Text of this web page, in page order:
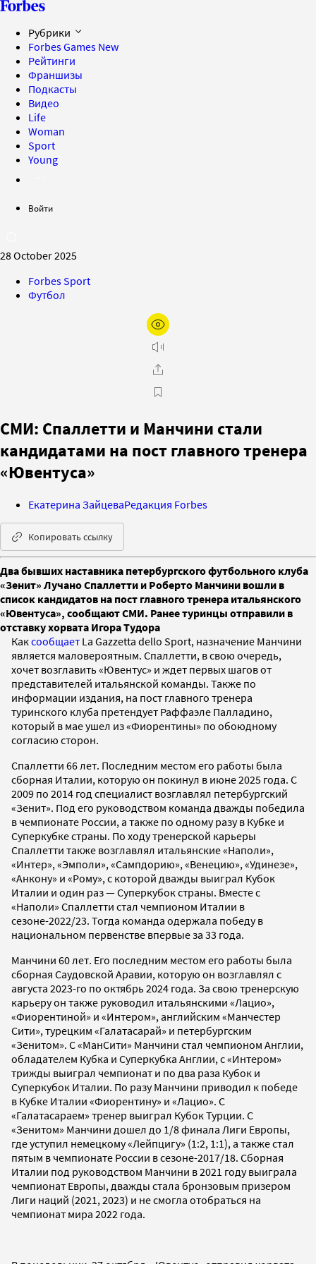
Рубрики
Forbes Games New
Рейтинги
Франшизы
Подкасты
Видео
Life
Woman
Sport
Young
Войти
28 October 2025
Forbes Sport
Футбол
СМИ: Спаллетти и Манчини стали
кандидатами на пост главного тренера
«Ювентуса»
Екатерина ЗайцеваРедакция Forbes
Копировать ссылку
Два бывших наставника петербургского футбольного клуба
«Зенит» Лучано Спаллетти и Роберто Манчини вошли в
список кандидатов на пост главного тренера итальянского
«Ювентуса», сообщают СМИ. Ранее туринцы отправили в
отставку хорвата Игора Тудора
Каксообщает La Gazzetta dello Sport, назначение Манчини
является маловероятным. Спаллетти, в свою очередь,
хочет возглавить «Ювентус» и ждет первых шагов от
представителей итальянской команды. Также по
информации издания, на пост главного тренера
туринского клуба претендует Раффаэле Палладино,
который в мае ушел из «Фиорентины» по обоюдному
согласию сторон.
Спаллетти 66 лет. Последним местом его работы была
сборная Италии, которую он покинул в июне 2025 года. С
2009 по 2014 год специалист возглавлял петербургский
«Зенит». Под его руководством команда дважды победила
в чемпионате России, а также по одному разу в Кубке и
Суперкубке страны. По ходу тренерской карьеры
Спаллетти также возглавлял итальянские «Наполи»,
«Интер», «Эмполи», «Сампдорию», «Венецию», «Удинезе»,
«Анкону» и «Рому», с которой дважды выиграл Кубок
Италии и один раз — Суперкубок страны. Вместе с
«Наполи» Спаллетти стал чемпионом Италии в
сезоне-2022/23. Тогда команда одержала победу в
национальном первенстве впервые за 33 года.
Манчини 60 лет. Его последним местом его работы была
сборная Саудовской Аравии, которую он возглавлял с
августа 2023-го по октябрь 2024 года. За свою тренерскую
карьеру он также руководил итальянскими «Лацио»,
«Фиорентиной» и «Интером», английским «Манчестер
Сити», турецким «Галатасарай» и петербургским
«Зенитом». С «МанСити» Манчини стал чемпионом Англии,
обладателем Кубка и Суперкубка Англии, с «Интером»
трижды выиграл чемпионат и по два раза Кубок и
Суперкубок Италии. По разу Манчини приводил к победе
в Кубке Италии «Фиорентину» и «Лацио». С
«Галатасараем» тренер выиграл Кубок Турции. С
«Зенитом» Манчини дошел до 1/8 финала Лиги Европы,
где уступил немецкому «Лейпцигу» (1:2, 1:1), а также стал
пятым в чемпионате России в сезоне-2017/18. Сборная
Италии под руководством Манчини в 2021 году выиграла
чемпионат Европы, дважды стала бронзовым призером
Лиги наций (2021, 2023) и не смогла отобраться на
чемпионат мира 2022 года.